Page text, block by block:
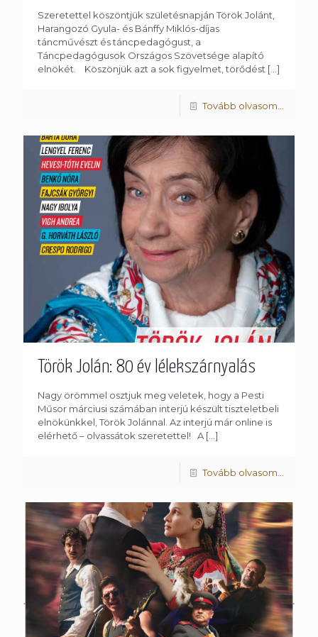
Szeretettel köszöntjük születésnapján Török Jolánt,
Harangozó Gyula- és Bánffy Miklós-díjas
táncművészt és táncpedagógust, a
Táncpedagógusok Országos Szövetsége alapító
elnökét. Köszönjük azt a sok figyelmet, törődést […]
Tovább olvasom...
Török Jolán: 80 év lélekszárnyalás
Nagy örömmel osztjuk meg veletek, hogy a Pesti
Műsor márciusi számában interjú készült tiszteletbeli
elnökünkkel, Török Jolánnal. Az interjú már online is
elérhető – olvassátok szeretettel! A […]
Tovább olvasom...